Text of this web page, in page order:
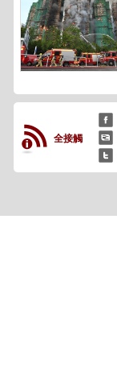
全接觸